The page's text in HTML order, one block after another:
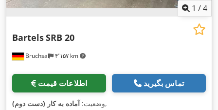
1 /4
Bruchsal ۴٬۱۵۷ km
BartelsSRB 20
اطلاعات قیمت تماس بگیرید
وضعیت: آماده به کار (دست دوم) ,